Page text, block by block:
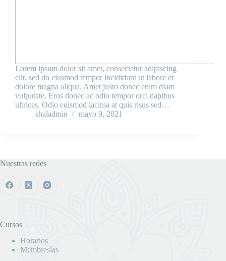
Lorem ipsum dolor sit amet, consectetur adipiscing
elit, sed do eiusmod tempor incididunt ut labore et
dolore magna aliqua. Amet justo donec enim diam
vulputate. Eros donec ac odio tempor orci dapibus
ultrices. Odio euismod lacinia at quis risus sed…
shaladmin
mayo 9, 2021
Nuestras redes
Cursos
Horarios
Membresías